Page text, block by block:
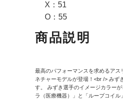
X：51
O：55
商品説明
最高のパフォーマンスを求めるア
ネチャーモデルが登場！<br /> みず
す。 みずき選手のイメージカラー
ラ（医療機器）」と「ループコイ